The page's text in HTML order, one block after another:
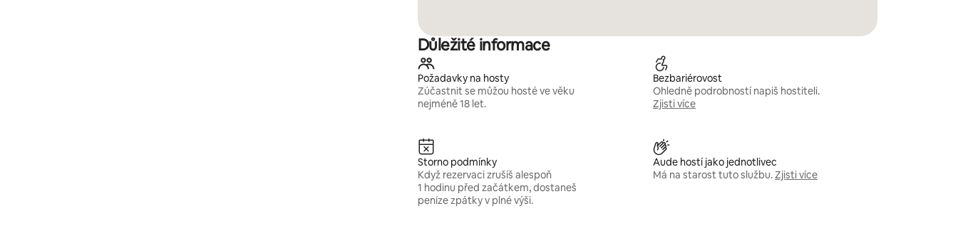
Důležité informace
Požadavky na hosty
Zúčastnit se můžou hosté ve věku
nejméně 18 let.
Bezbariérovost
Ohledně podrobností napiš hostiteli.
Zjisti více
Storno podmínky
Když rezervaci zrušíš alespoň
1 hodinu před začátkem, dostaneš
peníze zpátky v plné výši.
Aude hostí jako jednotlivec
Má na starost tuto službu.Zjisti více